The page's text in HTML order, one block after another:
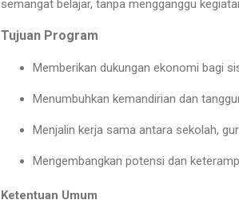
semangat belajar, tanpa mengganggu
Tujuan Program
Memberikan dukungan ekonomi bagi
Menumbuhkan kemandirian dan
Menjalin kerja sama antara sekolah,
Mengembangkan potensi dan
Ketentuan Umum